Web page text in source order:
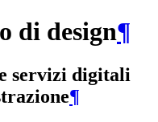
di design¶
servizi digitali
¶